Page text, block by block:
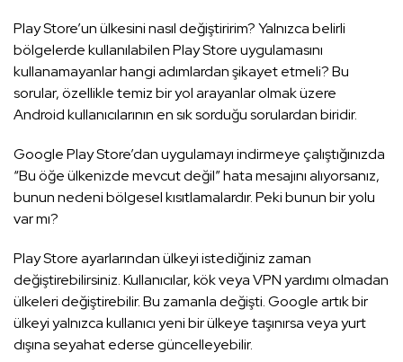
Play Store’un ülkesini nasıl değiştiririm? Yalnızca belirli
bölgelerde kullanılabilen Play Store uygulamasını
kullanamayanlar hangi adımlardan şikayet etmeli? Bu
sorular, özellikle temiz bir yol arayanlar olmak üzere
Android kullanıcılarının en sık sorduğu sorulardan biridir.
Google Play Store’dan uygulamayı indirmeye çalıştığınızda
“Bu öğe ülkenizde mevcut değil” hata mesajını alıyorsanız,
bunun nedeni bölgesel kısıtlamalardır. Peki bunun bir yolu
var mı?
Play Store ayarlarından ülkeyi istediğiniz zaman
değiştirebilirsiniz. Kullanıcılar, kök veya VPN yardımı olmadan
ülkeleri değiştirebilir. Bu zamanla değişti. Google artık bir
ülkeyi yalnızca kullanıcı yeni bir ülkeye taşınırsa veya yurt
dışına seyahat ederse güncelleyebilir.